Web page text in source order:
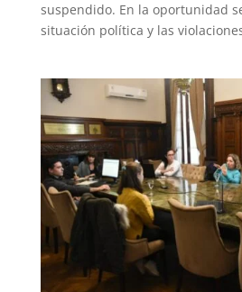
suspendido. En la oportunidad
situación política y las